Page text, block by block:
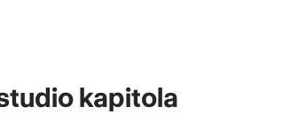
kapitola